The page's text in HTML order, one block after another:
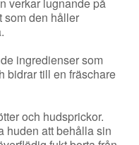
som den håller
ingredienser som
bidrar till en fräschare
och hudsprickor.
huden att behålla sin